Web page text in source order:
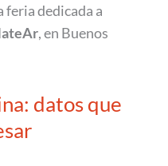
feria dedicada a
, en Buenos
datos que